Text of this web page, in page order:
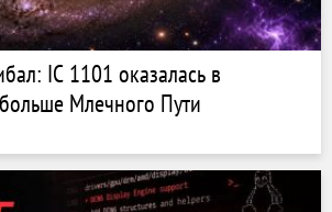
IC 1101 оказалась в
Млечного Пути